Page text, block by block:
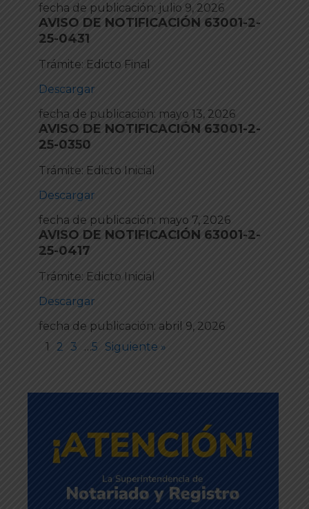
fecha de publicación: julio 9, 2026
AVISO DE NOTIFICACIÓN 63001-2-
25-0431
Trámite: Edicto Final
Descargar
fecha de publicación: mayo 13, 2026
AVISO DE NOTIFICACIÓN 63001-2-
25-0350
Trámite: Edicto Inicial
Descargar
fecha de publicación: mayo 7, 2026
AVISO DE NOTIFICACIÓN 63001-2-
25-0417
Trámite: Edicto Inicial
Descargar
fecha de publicación: abril 9, 2026
1
2 3 …5 Siguiente »